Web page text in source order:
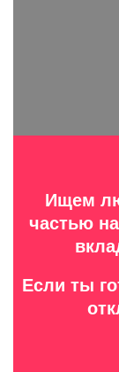
Ищем
частью
Если ты